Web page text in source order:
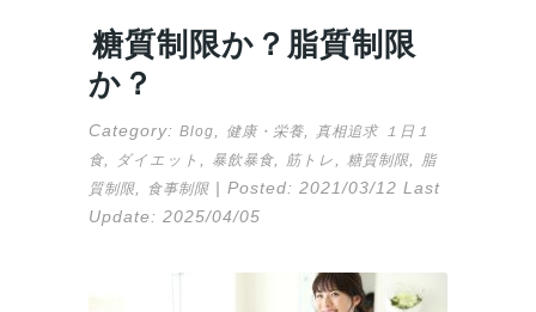
糖質制限か？脂質制限
か？
Category: Blog 健康・栄養 真相追求
１日１
食
ダイエット 暴飲暴食 筋トレ 糖質制限
脂
質制限
食事制限 | Posted: 2021/03/12 Last
Update: 2025/04/05